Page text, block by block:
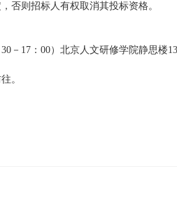
否则招标人有权取消其投标资格。
17：00）北京人文研修学院静思楼
。